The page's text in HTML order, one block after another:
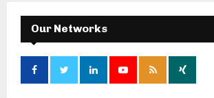
Our Networks